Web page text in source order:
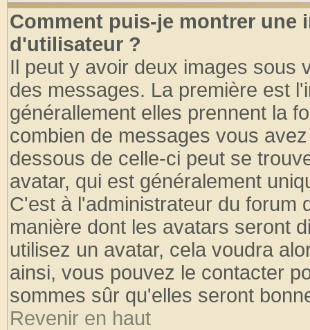
Comment puis-je montrer une
d'utilisateur ?
Il peut y avoir deux images sous
des messages. La première est
générallement elles prennent la
combien de messages vous
dessous de celle-ci peut se
avatar, qui est généralement
C'est à l'administrateur du forum
manière dont les avatars seront
utilisez un avatar, cela voudra
ainsi, vous pouvez le contacter
sommes sûr qu'elles seront
Revenir en haut